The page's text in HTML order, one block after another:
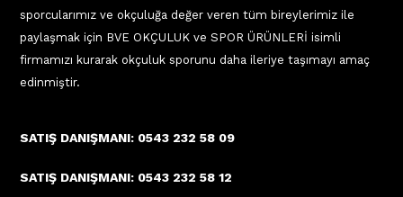
sporcularımız ve okçuluğa değer veren tüm bireylerimiz ile
paylaşmak için BVE OKÇULUK ve SPOR ÜRÜNLERİ isimli
firmamızı kurarak okçuluk sporunu daha ileriye taşımayı amaç
edinmiştir.
SATIŞ DANIŞMANI: 0543 232 58 09
SATIŞ DANIŞMANI: 0543 232 58 12